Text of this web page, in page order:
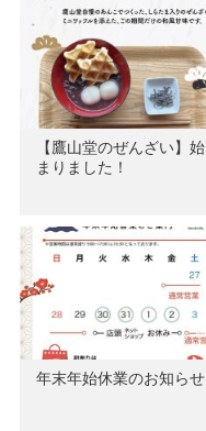
【鷹山堂のぜんざい】始
まりました！
年末年始休業のお知らせ